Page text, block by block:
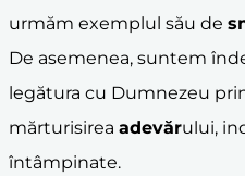
urmăm exemplul său de
De asemenea, suntem
legătura cu Dumnezeu
mărturisirea adevărului,
întâmpinate.